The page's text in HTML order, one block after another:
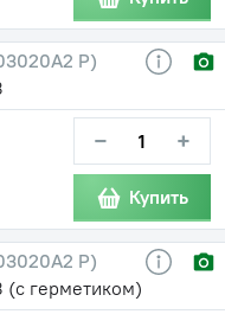
Р)
− +
Купить
Р)
герметиком)